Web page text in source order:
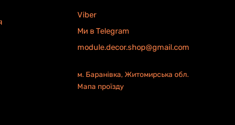
Viber
Ми в Telegram
module.decor.shop@gmail.com
м. Баранівка, Житомирська обл.
Мапа проїзду